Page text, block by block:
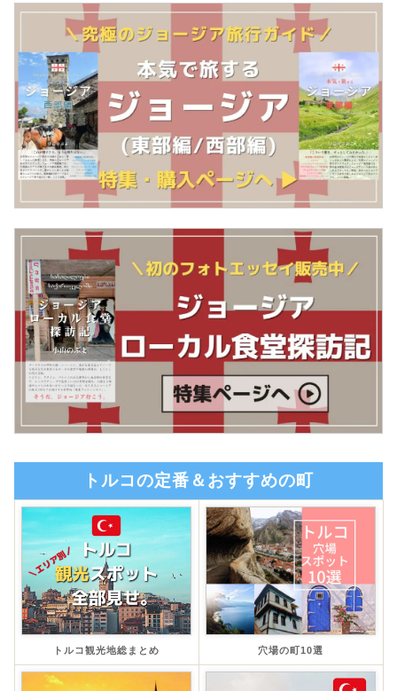
トルコの定番＆おすすめの町
トルコ観光地総まとめ 穴場の町10選